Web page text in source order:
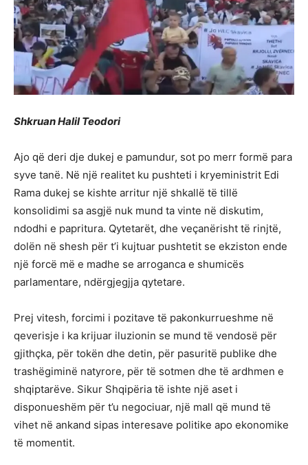
Shkruan Halil Teodori
Ajo që deri dje dukej e pamundur, sot po merr formë para
syve tanë. Në një realitet ku pushteti i kryeministrit Edi
Rama dukej se kishte arritur një shkallë të tillë
konsolidimi sa asgjë nuk mund ta vinte në diskutim,
ndodhi e papritura. Qytetarët, dhe veçanërisht të rinjtë,
dolën në shesh për t’i kujtuar pushtetit se ekziston ende
një forcë më e madhe se arroganca e shumicës
parlamentare, ndërgjegjja qytetare.
Prej vitesh, forcimi i pozitave të pakonkurrueshme në
qeverisje i ka krijuar iluzionin se mund të vendosë për
gjithçka, për tokën dhe detin, për pasuritë publike dhe
trashëgiminë natyrore, për të sotmen dhe të ardhmen e
shqiptarëve. Sikur Shqipëria të ishte një aset i
disponueshëm për t’u negociuar, një mall që mund të
vihet në ankand sipas interesave politike apo ekonomike
të momentit.